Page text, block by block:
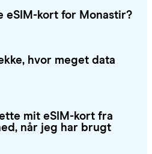
eSIM-kort for Monastir?
hvor meget data
mit eSIM-kort fra
når jeg har brugt